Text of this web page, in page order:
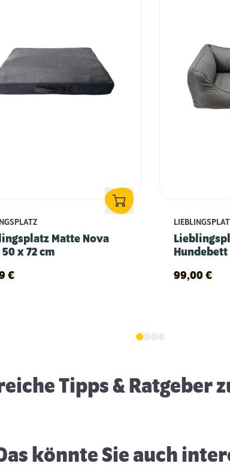
Matte Nova
x 72 cm
€
99,00 €
Tipps & Ratgeber
Das könnte Sie auch